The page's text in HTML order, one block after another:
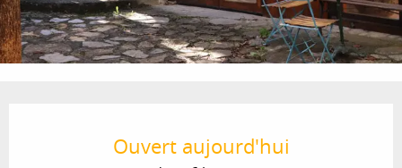
Ouvert aujourd'hui